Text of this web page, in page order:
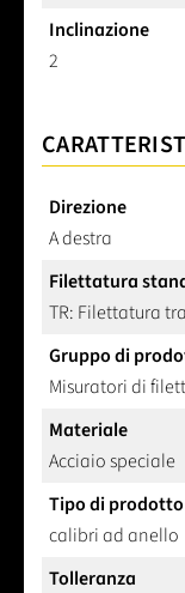
Inclinazione
2
Direzione
A destra
Filettatura
TR: Filettatura
Gruppo di
Misuratori di
Materiale
Acciaio speciale
Tipo di prodotto
calibri ad anello
Tolleranza